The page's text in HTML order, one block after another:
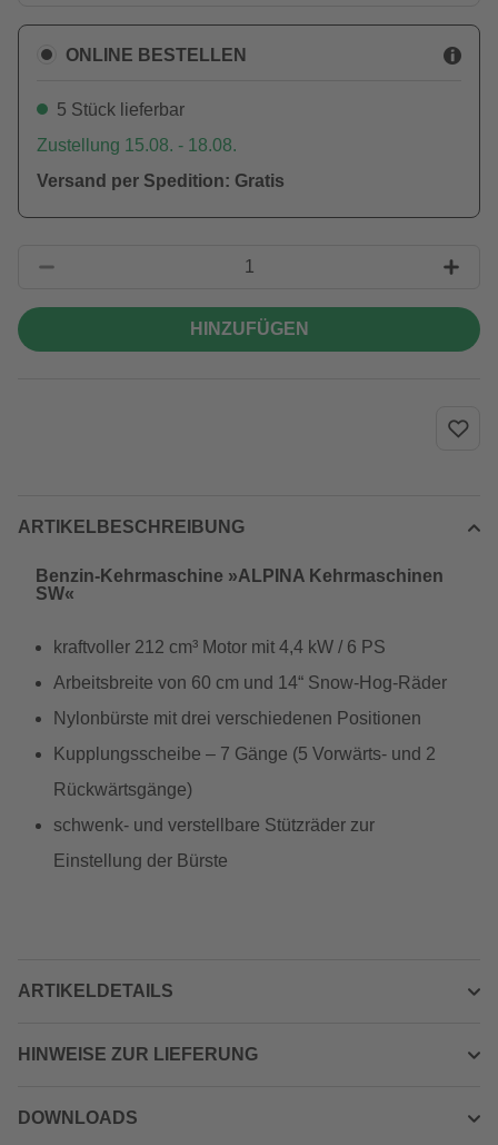
ONLINE BESTELLEN
5 Stück lieferbar
Zustellung 15.08. - 18.08.
Versand per Spedition: Gratis
HINZUFÜGEN
ARTIKELBESCHREIBUNG
Benzin-Kehrmaschine »ALPINA Kehrmaschinen
SW«
kraftvoller 212 cm³ Motor mit 4,4 kW / 6 PS
Arbeitsbreite von 60 cm und 14“ Snow-Hog-Räder
Nylonbürste mit drei verschiedenen Positionen
Kupplungsscheibe – 7 Gänge (5 Vorwärts- und 2
Rückwärtsgänge)
schwenk- und verstellbare Stützräder zur
Einstellung der Bürste
ARTIKELDETAILS
HINWEISE ZUR LIEFERUNG
DOWNLOADS